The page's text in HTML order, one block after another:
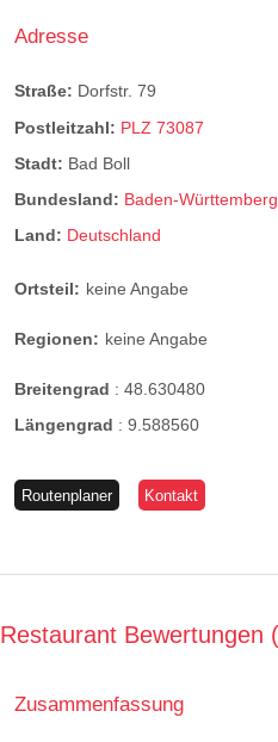
Adresse
Straße: Dorfstr. 79
Postleitzahl: PLZ 73087
Stadt: Bad Boll
Bundesland: Baden-Württemberg
Land: Deutschland
Ortsteil: keine Angabe
Regionen: keine Angabe
Breitengrad : 48.630480
Längengrad : 9.588560
Routenplaner Kontakt
Restaurant Bewertungen
Zusammenfassung